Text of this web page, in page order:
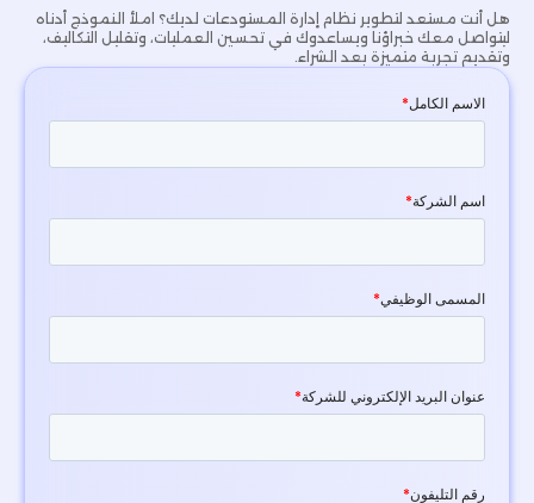
هل أنت مستعد لتطوير نظام إدارة المستودعات لديك؟ املأ النموذج أدناه
ليتواصل معك خبراؤنا ويساعدوك في تحسين العمليات، وتقليل التكاليف،
وتقديم تجربة متميزة بعد الشراء.